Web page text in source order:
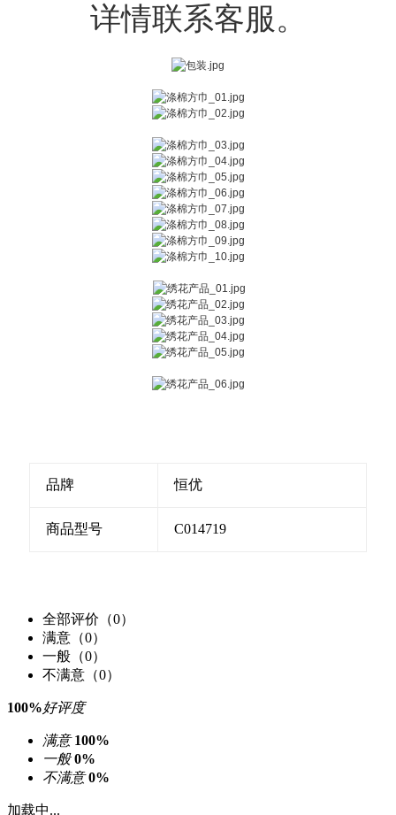
详情联系客服。
品牌 恒优
商品型号 C014719
全部评价（0）
满意（0）
一般（0）
不满意（0）
100%好评度
满意 100%
一般 0%
不满意 0%
加载中...